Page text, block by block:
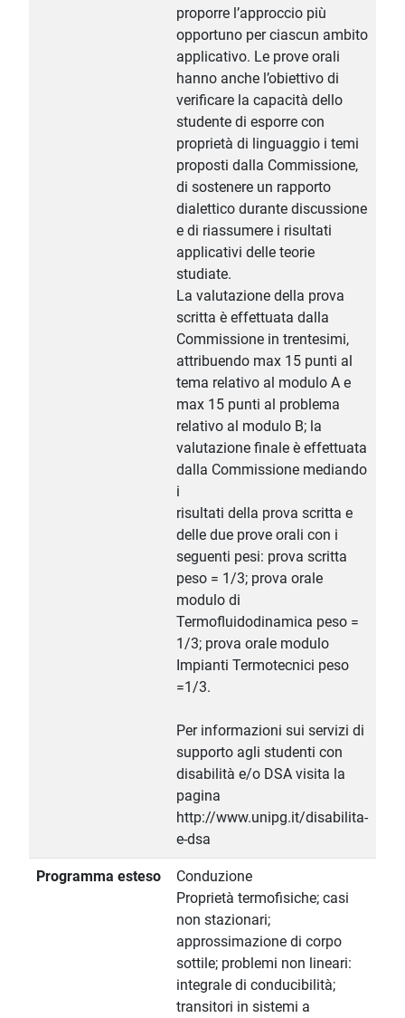
proporre l’approccio più
opportuno per ciascun ambito
applicativo. Le prove orali
hanno anche l’obiettivo di
verificare la capacità dello
studente di esporre con
proprietà di linguaggio i temi
proposti dalla Commissione,
di sostenere un rapporto
dialettico durante discussione
e di riassumere i risultati
applicativi delle teorie
studiate.
La valutazione della prova
scritta è effettuata dalla
Commissione in trentesimi,
attribuendo max 15 punti al
tema relativo al modulo A e
max 15 punti al problema
relativo al modulo B; la
valutazione finale è effettuata
dalla Commissione mediando
i
risultati della prova scritta e
delle due prove orali con i
seguenti pesi: prova scritta
peso = 1/3; prova orale
modulo di
Termofluidodinamica peso =
1/3; prova orale modulo
Impianti Termotecnici peso
=1/3.
Per informazioni sui servizi di
supporto agli studenti con
disabilità e/o DSA visita la
pagina
http://www.unipg.it/disabilita-
e-dsa
Programma esteso
Conduzione
Proprietà termofisiche; casi
non stazionari;
approssimazione di corpo
sottile; problemi non lineari:
integrale di conducibilità;
transitori in sistemi a